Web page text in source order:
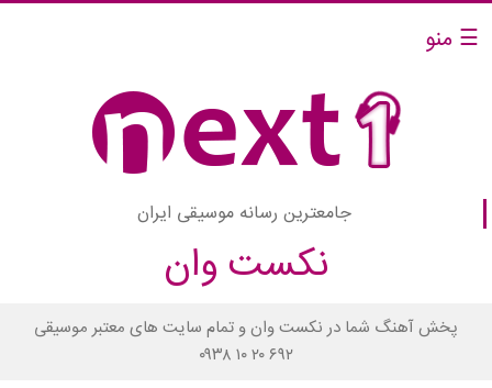
☰ منو
جامعترین رسانه موسیقی ایران
نکست وان
پخش آهنگ شما در نکست وان و تمام سایت های معتبر موسیقی
۰۹۳۸ ۱۰ ۲۰ ۶۹۲